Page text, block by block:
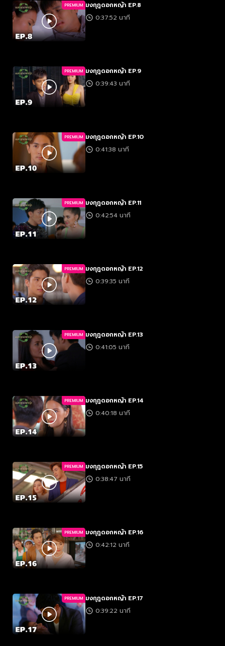
PREMIUM มงกุฎดอกหญ้า EP.8
0:37:52 นาที
PREMIUM มงกุฎดอกหญ้า EP.9
0:39:43 นาที
PREMIUM มงกุฎดอกหญ้า EP.10
0:41:38 นาที
PREMIUM มงกุฎดอกหญ้า EP.11
0:42:54 นาที
PREMIUM มงกุฎดอกหญ้า EP.12
0:39:35 นาที
PREMIUM มงกุฎดอกหญ้า EP.13
0:41:05 นาที
PREMIUM มงกุฎดอกหญ้า EP.14
0:40:18 นาที
PREMIUM มงกุฎดอกหญ้า EP.15
0:38:47 นาที
PREMIUM มงกุฎดอกหญ้า EP.16
0:42:12 นาที
PREMIUM มงกุฎดอกหญ้า EP.17
0:39:22 นาที